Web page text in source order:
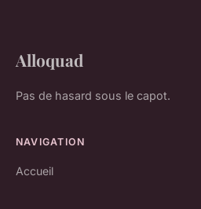
Alloquad
Pas de hasard sous le capot.
NAVIGATION
Accueil